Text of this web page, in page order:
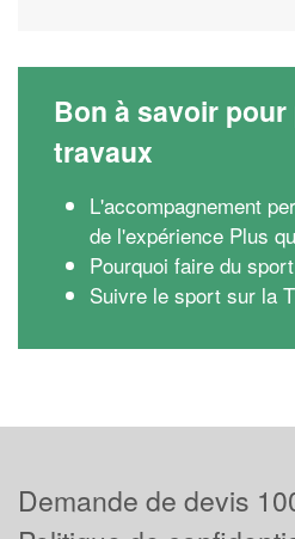
Bon à savoir
travaux
L'accompagnement
de l'expérience Plus
Pourquoi faire du
Suivre le sport sur la
Demande de devis